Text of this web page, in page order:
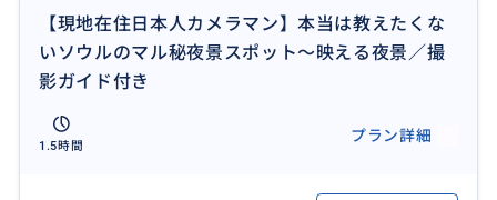
【現地在住日本人カメラマン】本当は教えたくな
いソウルのマル秘夜景スポット〜映える夜景／撮
影ガイド付き
1.5時間
プラン詳細